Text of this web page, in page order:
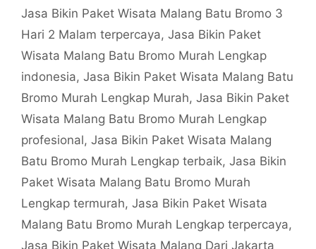
Jasa Bikin Paket Wisata Malang Batu Bromo 3
Hari 2 Malam terpercaya, Jasa Bikin Paket
Wisata Malang Batu Bromo Murah Lengkap
indonesia, Jasa Bikin Paket Wisata Malang Batu
Bromo Murah Lengkap Murah, Jasa Bikin Paket
Wisata Malang Batu Bromo Murah Lengkap
profesional, Jasa Bikin Paket Wisata Malang
Batu Bromo Murah Lengkap terbaik, Jasa Bikin
Paket Wisata Malang Batu Bromo Murah
Lengkap termurah, Jasa Bikin Paket Wisata
Malang Batu Bromo Murah Lengkap terpercaya,
Jasa Bikin Paket Wisata Malang Dari Jakarta